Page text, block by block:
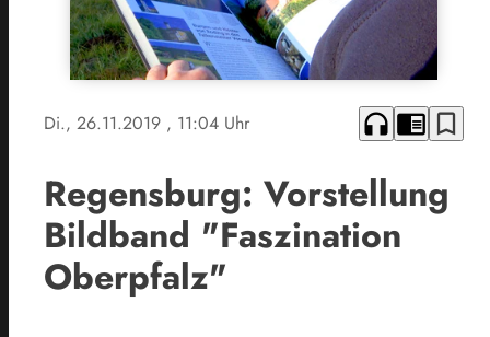
Di., 26.11.2019 , 11:04 Uhr headphones chrome_reader_mode bookmark_border
Regensburg: Vorstellung
Bildband "Faszination
Oberpfalz"